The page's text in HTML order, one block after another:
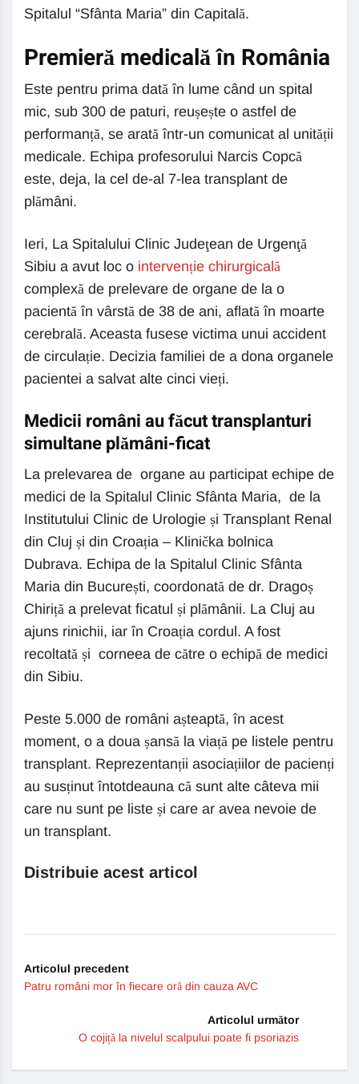
Spitalul “Sfânta Maria” din Capitală.
Premieră medicală în România
Este pentru prima dată în lume când un spital
mic, sub 300 de paturi, reușește o astfel de
performanță, se arată într-un comunicat al unității
medicale. Echipa profesorului Narcis Copcă
este, deja, la cel de-al 7-lea transplant de
plămâni.
Ieri, La Spitalului Clinic Judeţean de Urgenţă
Sibiu a avut loc o intervenție chirurgicală
complexă de prelevare de organe de la o
pacientă în vârstă de 38 de ani, aflată în moarte
cerebrală. Aceasta fusese victima unui accident
de circulație. Decizia familiei de a dona organele
pacientei a salvat alte cinci vieți.
Medicii români au făcut transplanturi
simultane plămâni-ficat
La prelevarea de organe au participat echipe de
medici de la Spitalul Clinic Sfânta Maria, de la
Institutului Clinic de Urologie și Transplant Renal
din Cluj și din Croația – Klinička bolnica
Dubrava. Echipa de la Spitalul Clinic Sfânta
Maria din București, coordonată de dr. Dragoș
Chiriță a prelevat ficatul și plămânii. La Cluj au
ajuns rinichii, iar în Croația cordul. A fost
recoltată și corneea de către o echipă de medici
din Sibiu.
Peste 5.000 de români așteaptă, în acest
moment, o a doua șansă la viață pe listele pentru
transplant. Reprezentanții asociațiilor de pacienți
au susținut întotdeauna că sunt alte câteva mii
care nu sunt pe liste și care ar avea nevoie de
un transplant.
Distribuie acest articol
Articolul precedent
Patru români mor în fiecare oră din cauza AVC
Articolul următor
O cojiță la nivelul scalpului poate fi psoriazis